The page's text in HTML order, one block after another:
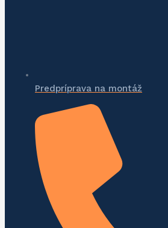
Predpríprava na montáž